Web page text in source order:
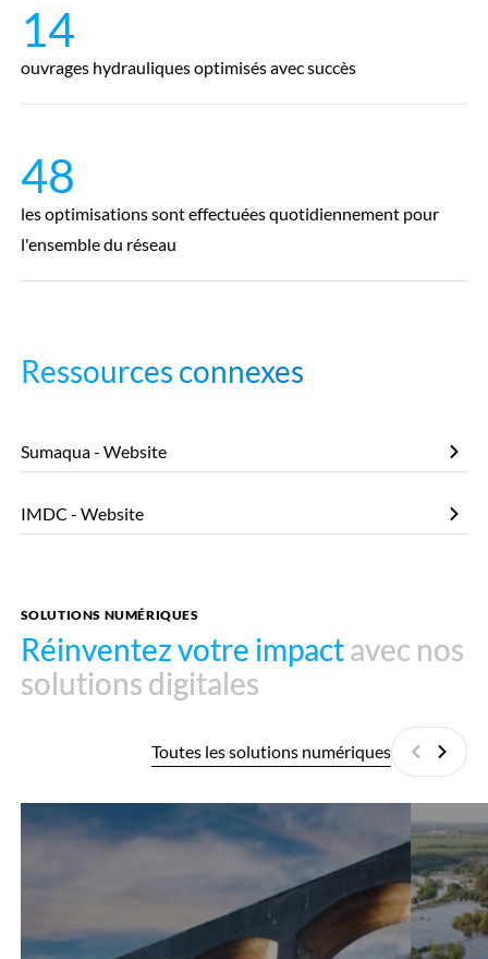
14
ouvrages hydrauliques optimisés avec succès
48
les optimisations sont effectuées quotidiennement pour
l'ensemble du réseau
Ressources connexes
Sumaqua - Website
IMDC - Website
SOLUTIONS NUMÉRIQUES
Réinventez votre impactavec nos
solutions digitales
Réinventez votre impactavec nos
solutions digitales
Toutes les solutions numériques